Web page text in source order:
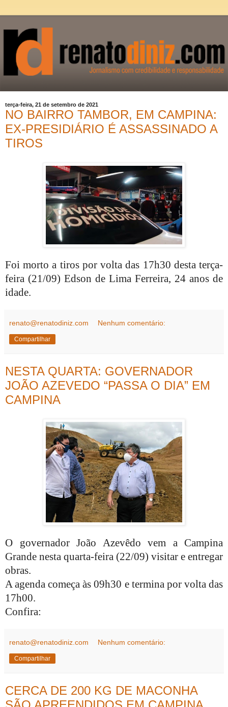
terça-feira, 21 de setembro de 2021
NO BAIRRO TAMBOR, EM CAMPINA:
EX-PRESIDIÁRIO É ASSASSINADO A
TIROS
Foi morto a tiros por volta das 17h30 desta terça-
feira (21/09) Edson de Lima Ferreira, 24 anos de
idade.
renato@renatodiniz.com Nenhum comentário:
Compartilhar
NESTA QUARTA: GOVERNADOR
JOÃO AZEVEDO “PASSA O DIA” EM
CAMPINA
O governador João Azevêdo vem a Campina
Grande nesta quarta-feira (22/09) visitar e entregar
obras.
A agenda começa às 09h30 e termina por volta das
17h00.
Confira:
renato@renatodiniz.com Nenhum comentário:
Compartilhar
CERCA DE 200 KG DE MACONHA